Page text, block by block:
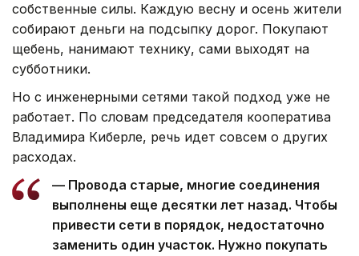
собственные силы. Каждую весну и осень жители
собирают деньги на подсыпку дорог. Покупают
щебень, нанимают технику, сами выходят на
субботники.
Но с инженерными сетями такой подход уже не
работает. По словам председателя кооператива
Владимира Киберле, речь идет совсем о других
расходах.
— Провода старые, многие соединения
выполнены еще десятки лет назад. Чтобы
привести сети в порядок, недостаточно
заменить один участок. Нужно покупать